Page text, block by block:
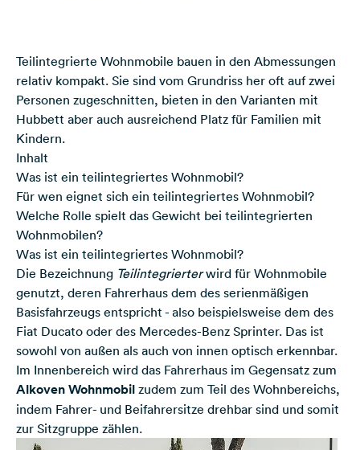
Teilintegrierte Wohnmobile bauen in den Abmessungen
relativ kompakt. Sie sind vom Grundriss her oft auf zwei
Personen zugeschnitten, bieten in den Varianten mit
Hubbett aber auch ausreichend Platz für Familien mit
Kindern.
Inhalt
Was ist ein teilintegriertes Wohnmobil?
Für wen eignet sich ein teilintegriertes Wohnmobil?
Welche Rolle spielt das Gewicht bei teilintegrierten
Wohnmobilen?
Was ist ein teilintegriertes Wohnmobil?
Die Bezeichnung Teilintegrierterwird für Wohnmobile
genutzt, deren Fahrerhaus dem des serienmäßigen
Basisfahrzeugs entspricht - also beispielsweise dem des
Fiat Ducato oder des Mercedes-Benz Sprinter. Das ist
sowohl von außen als auch von innen optisch erkennbar.
Im Innenbereich wird das Fahrerhaus im Gegensatz zum
Alkoven Wohnmobil zudem zum Teil des Wohnbereichs,
indem Fahrer- und Beifahrersitze drehbar sind und somit
zur Sitzgruppe zählen.